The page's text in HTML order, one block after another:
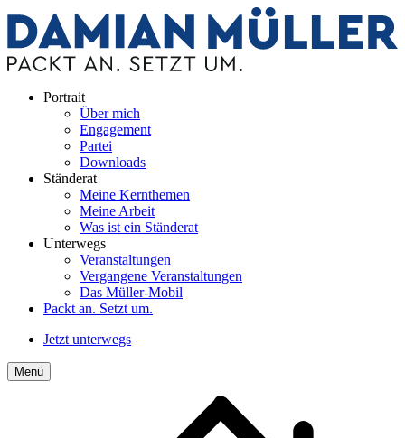
Portrait
Über mich
Engagement
Partei
Downloads
Ständerat
Meine Kernthemen
Meine Arbeit
Was ist ein Ständerat
Unterwegs
Veranstaltungen
Vergangene Veranstaltungen
Das Müller-Mobil
Packt an. Setzt um.
Jetzt unterwegs
Menü